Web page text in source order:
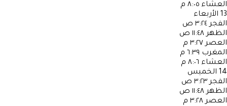
العشاء ٨:٠٥ م
13 الأربعاء
الفجر ٣:٢٤ ص
الظهر ١١:٤٨ ص
العصر ٣:٢٧ م
المغرب ٦:٣٩ م
العشاء ٨:٠٦ م
14 الخميس
الفجر ٣:٢٣ ص
الظهر ١١:٤٨ ص
العصر ٣:٢٨ م